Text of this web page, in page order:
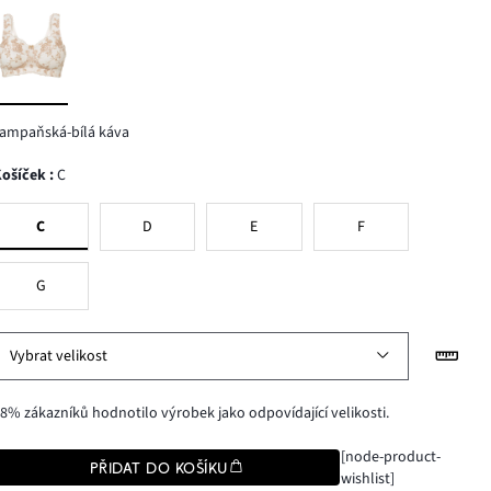
bílá káva
Košíček :C
C D E F
G
Vybrat velikost
zákazníků hodnotilo výrobek jako odpovídající velikosti.
PŘIDAT DO KOŠÍKU
[node-product-
wishlist]